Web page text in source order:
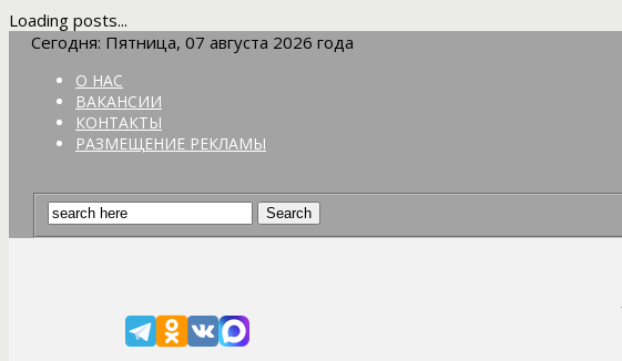
Loading posts...
Сегодня: Пятница, 07 августа 2026 года
О НАС
ВАКАНСИИ
КОНТАКТЫ
РАЗМЕЩЕНИЕ РЕКЛАМЫ